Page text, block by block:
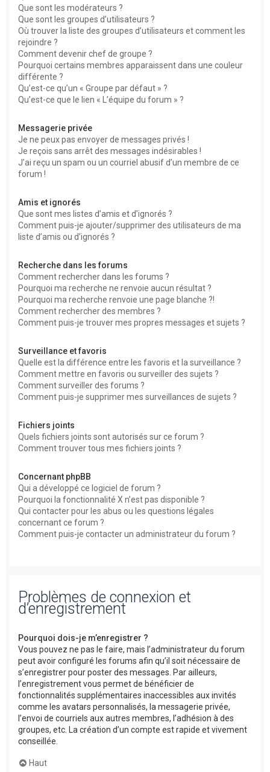
Que sont les modérateurs ?
Que sont les groupes d’utilisateurs ?
Où trouver la liste des groupes d’utilisateurs et comment les
rejoindre ?
Comment devenir chef de groupe ?
Pourquoi certains membres apparaissent dans une couleur
différente ?
Qu’est-ce qu’un « Groupe par défaut » ?
Qu’est-ce que le lien « L’équipe du forum » ?
Messagerie privée
Je ne peux pas envoyer de messages privés !
Je reçois sans arrêt des messages indésirables !
J’ai reçu un spam ou un courriel abusif d’un membre de ce
forum !
Amis et ignorés
Que sont mes listes d’amis et d’ignorés ?
Comment puis-je ajouter/supprimer des utilisateurs de ma
liste d’amis ou d’ignorés ?
Recherche dans les forums
Comment rechercher dans les forums ?
Pourquoi ma recherche ne renvoie aucun résultat ?
Pourquoi ma recherche renvoie une page blanche ?!
Comment rechercher des membres ?
Comment puis-je trouver mes propres messages et sujets ?
Surveillance et favoris
Quelle est la différence entre les favoris et la surveillance ?
Comment mettre en favoris ou surveiller des sujets ?
Comment surveiller des forums ?
Comment puis-je supprimer mes surveillances de sujets ?
Fichiers joints
Quels fichiers joints sont autorisés sur ce forum ?
Comment trouver tous mes fichiers joints ?
Concernant phpBB
Qui a développé ce logiciel de forum ?
Pourquoi la fonctionnalité X n’est pas disponible ?
Qui contacter pour les abus ou les questions légales
concernant ce forum ?
Comment puis-je contacter un administrateur du forum ?
Problèmes de connexion et
d’enregistrement
Pourquoi dois-je m’enregistrer ?
Vous pouvez ne pas le faire, mais l’administrateur du forum
peut avoir configuré les forums afin qu’il soit nécessaire de
s’enregistrer pour poster des messages. Par ailleurs,
l’enregistrement vous permet de bénéficier de
fonctionnalités supplémentaires inaccessibles aux invités
comme les avatars personnalisés, la messagerie privée,
l’envoi de courriels aux autres membres, l’adhésion à des
groupes, etc. La création d’un compte est rapide et vivement
conseillée.
Haut